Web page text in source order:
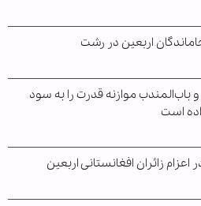
اربعین در رشت
باب‌المندب موازنه قدرت را به سود
است
اعزام زائران افغانستانی اربعین